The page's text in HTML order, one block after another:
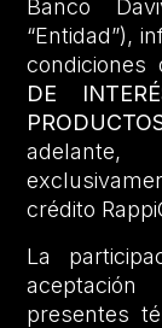
Banco
“Entidad”),
condiciones
DE
crédito
La
presentes